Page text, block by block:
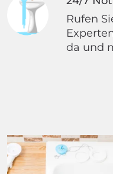
Rufen
da und